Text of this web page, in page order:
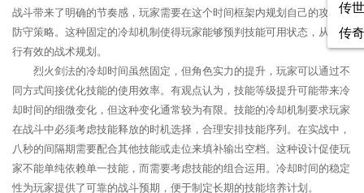
传
传
战斗带来了明确的节奏感，玩家需要在这个时间框架内规划自己的攻击和
防守策略。这种固定的冷却机制使得玩家能够预判技能可用状态，从而进
行有效的战术规划。
烈火剑法的冷却时间虽然固定，但角色实力的提升，玩家可以通过不
同方式间接优化技能的使用效率。有观点认为，技能等级提升可能带来冷
却时间的细微变化，但这种变化通常较为有限。技能的冷却机制要求玩家
在战斗中必须考虑技能释放的时机选择，合理安排技能序列。在实战中，
八秒的间隔期需要配合其他技能或走位来填补输出空档。这种设计促使玩
家不能单纯依赖单一技能，而需要考虑技能的组合运用。冷却时间的稳定
性为玩家提供了可靠的战斗预期，便于制定长期的技能培养计划。